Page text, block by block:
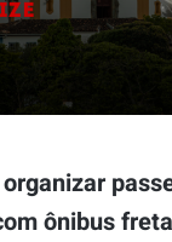
ônibus